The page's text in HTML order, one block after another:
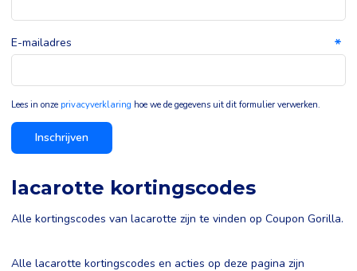
E-mailadres
Lees in onze privacyverklaring hoe we de gegevens uit dit formulier verwerken.
Inschrijven
lacarotte kortingscodes
Alle kortingscodes van lacarotte zijn te vinden op Coupon Gorilla.
Alle lacarotte kortingscodes en acties op deze pagina zijn